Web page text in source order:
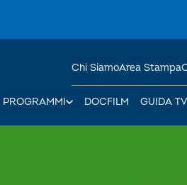
PROGRAMMI DOCFILM GUIDA TV
Chi SiamoArea Stampa